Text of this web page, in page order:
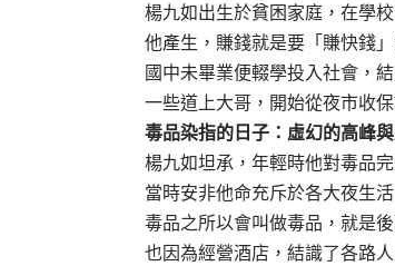
楊九如出生於貧困家庭，在學
他產生，賺錢就是要「賺快錢
國中未畢業便輟學投入社會，
一些道上大哥，開始從夜市收
毒品染指的日子：虛幻的高峰
楊九如坦承，年輕時他對毒品
當時安非他命充斥於各大夜生
毒品之所以會叫做毒品，就是
也因為經營酒店，結識了各路